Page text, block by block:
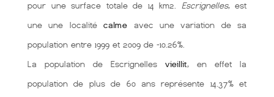
pour une surface totale de 14 km2. Escrignelles, est
une une localitécalme avec une variation de sa
population entre 1999 et 2009 de -10.26%.
La population de Escrignellesvieillit, en effet la
population de plus de 60 ans représente 14.37% et